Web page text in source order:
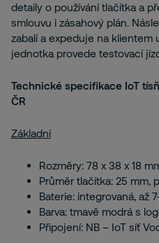
detaily o používání tlačítka a
smlouvu i zásahový plán.
zabalí a expeduje na klientem
jednotka provede testovací
Technické specifikace IoT
ČR
Základní
Rozměry: 78 x 38 x 18
Průměr tlačítka: 25 mm,
Baterie: integrovaná, až
Barva: tmavě modrá s
Připojení: NB – IoT síť